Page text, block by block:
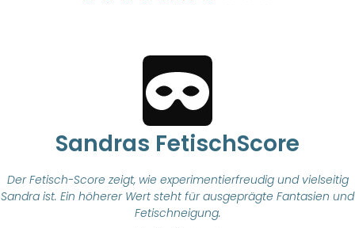
Sandras FetischScore
Der Fetisch-Score zeigt, wie experimentierfreudig und vielseitig
Sandra ist. Ein höherer Wert steht für ausgeprägte Fantasien und
Fetischneigung.